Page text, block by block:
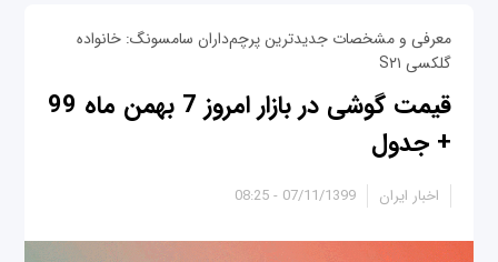
معرفی و مشخصات جدیدترین پرچم‌داران سامسونگ: خانواده
گلکسی S۲۱
قیمت گوشی در بازار امروز 7 بهمن ماه 99
+ جدول
07/11/1399 - 08:25 اخبار ایران